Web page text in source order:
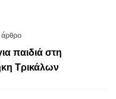
παιδιά στη
Τρικάλων